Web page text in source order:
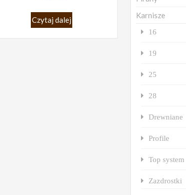
Czytaj dalej
Karnisze
16
19
25
28
Drewniane
Profile
Top system
Zazdrostki